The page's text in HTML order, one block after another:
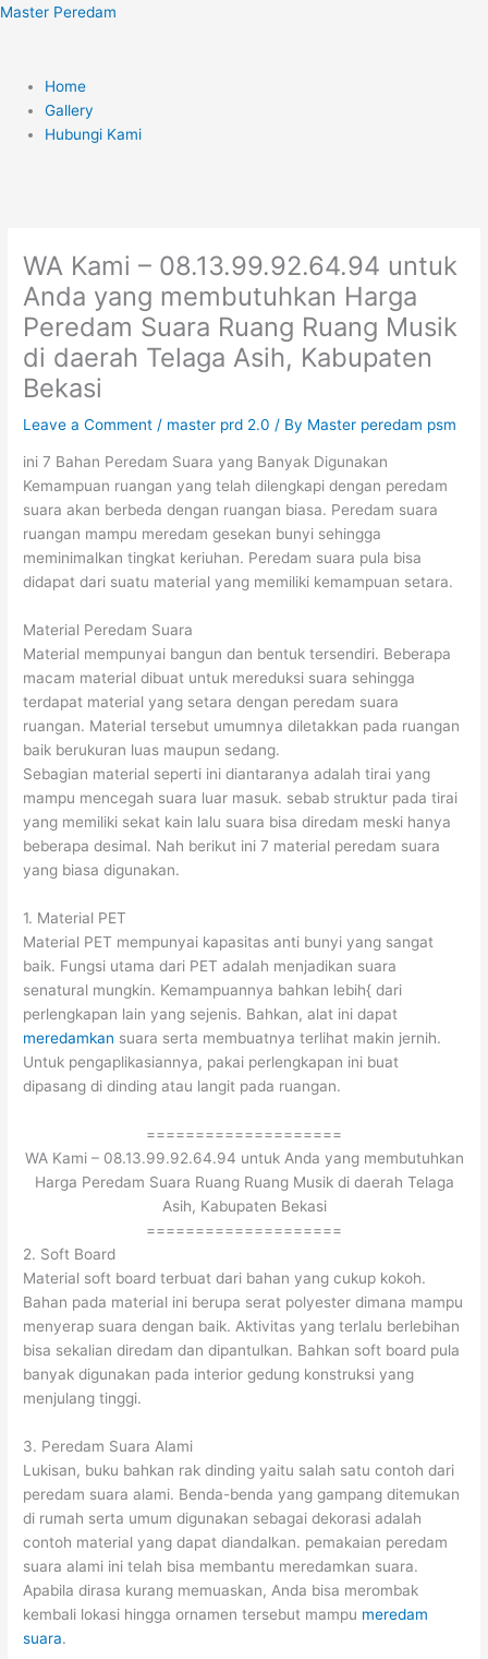
Skip
Master Peredam
Menu
Home
Gallery
Hubungi Kami
WA Kami – 08.13.99.92.64.94 untuk
Anda yang membutuhkan Harga
Peredam Suara Ruang Ruang Musik
di daerah Telaga Asih, Kabupaten
Bekasi
Leave a Comment / master prd 2.0 / By Master peredam psm
ini 7 Bahan Peredam Suara yang Banyak Digunakan
Kemampuan ruangan yang telah dilengkapi dengan peredam
suara akan berbeda dengan ruangan biasa. Peredam suara
ruangan mampu meredam gesekan bunyi sehingga
meminimalkan tingkat keriuhan. Peredam suara pula bisa
didapat dari suatu material yang memiliki kemampuan setara.
Material Peredam Suara
Material mempunyai bangun dan bentuk tersendiri. Beberapa
macam material dibuat untuk mereduksi suara sehingga
terdapat material yang setara dengan peredam suara
ruangan. Material tersebut umumnya diletakkan pada ruangan
baik berukuran luas maupun sedang.
Sebagian material seperti ini diantaranya adalah tirai yang
mampu mencegah suara luar masuk. sebab struktur pada tirai
yang memiliki sekat kain lalu suara bisa diredam meski hanya
beberapa desimal. Nah berikut ini 7 material peredam suara
yang biasa digunakan.
1. Material PET
Material PET mempunyai kapasitas anti bunyi yang sangat
baik. Fungsi utama dari PET adalah menjadikan suara
senatural mungkin. Kemampuannya bahkan lebih{ dari
perlengkapan lain yang sejenis. Bahkan, alat ini dapat
meredamkan suara serta membuatnya terlihat makin jernih.
Untuk pengaplikasiannya, pakai perlengkapan ini buat
dipasang di dinding atau langit pada ruangan.
====================
WA Kami – 08.13.99.92.64.94 untuk Anda yang membutuhkan
Harga Peredam Suara Ruang Ruang Musik di daerah Telaga
Asih, Kabupaten Bekasi
====================
2. Soft Board
Material soft board terbuat dari bahan yang cukup kokoh.
Bahan pada material ini berupa serat polyester dimana mampu
menyerap suara dengan baik. Aktivitas yang terlalu berlebihan
bisa sekalian diredam dan dipantulkan. Bahkan soft board pula
banyak digunakan pada interior gedung konstruksi yang
menjulang tinggi.
3. Peredam Suara Alami
Lukisan, buku bahkan rak dinding yaitu salah satu contoh dari
peredam suara alami. Benda-benda yang gampang ditemukan
di rumah serta umum digunakan sebagai dekorasi adalah
contoh material yang dapat diandalkan. pemakaian peredam
suara alami ini telah bisa membantu meredamkan suara.
Apabila dirasa kurang memuaskan, Anda bisa merombak
kembali lokasi hingga ornamen tersebut mampu meredam
suara.